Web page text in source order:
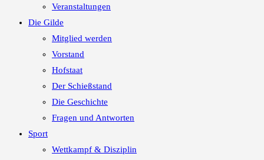
Veranstaltungen
Die Gilde
Mitglied werden
Vorstand
Hofstaat
Der Schießstand
Die Geschichte
Fragen und Antworten
Sport
Wettkampf & Disziplin